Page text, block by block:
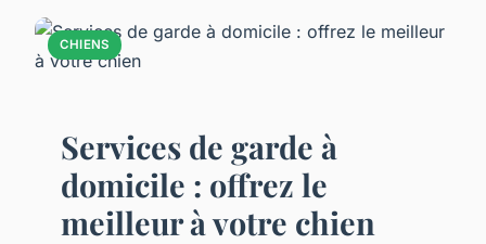
CHIENS
Services de garde à
domicile : offrez le
meilleur à votre chien